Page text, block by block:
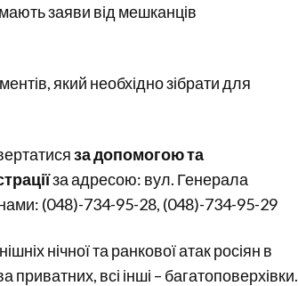
заяви від мешканців
який необхідно зібрати для
за допомогою та
за адресою: вул. Генерала
(048)-734-95-28, (048)-734-95-29
нічної та ранкової атак росіян в
всі інші – багатоповерхівки.